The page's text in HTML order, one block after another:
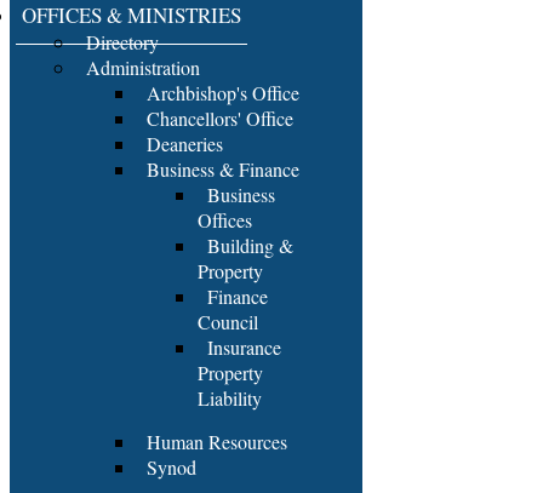
OFFICES & MINISTRIES
Directory
Administration
Archbishop's Office
Chancellors' Office
Deaneries
Business & Finance
Business
Offices
Building &
Property
Finance
Council
Insurance
Property
Liability
Human Resources
Synod